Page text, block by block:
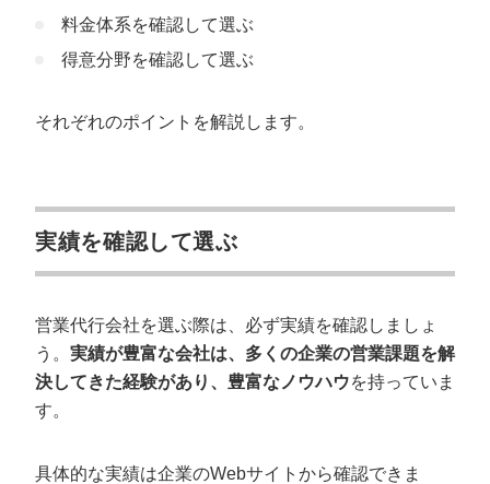
料金体系を確認して選ぶ
得意分野を確認して選ぶ
それぞれのポイントを解説します。
実績を確認して選ぶ
営業代行会社を選ぶ際は、必ず実績を確認しましょ
う。 実績が豊富な会社は、多くの企業の営業課題を解
決してきた経験があり、豊富なノウハウを持っていま
す。
具体的な実績は企業のWebサイトから確認できま